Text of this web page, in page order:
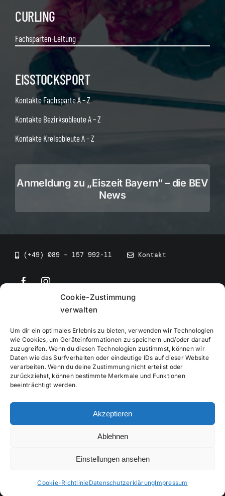
Cookie-Zustimmung
verwalten
Um dir ein optimales Erlebnis zu bieten, verwenden wir Technologien
wie Cookies, um Geräteinformationen zu speichern und/oder darauf
zuzugreifen. Wenn du diesen Technologien zustimmst, können wir
Daten wie das Surfverhalten oder eindeutige IDs auf dieser Website
verarbeiten. Wenn du deine Zustimmung nicht erteilst oder
zurückziehst, können bestimmte Merkmale und Funktionen
beeinträchtigt werden.
Akzeptieren
Ablehnen
Einstellungen ansehen
Cookie-RichtlinieDatenschutzerklärungImpressum
CURLING
Fachsparten-Leitung
EISSTOCKSPORT
Kontakte Fachsparte A – Z
Kontakte Bezirksobleute A – Z
Kontakte Kreisobleute A – Z
Anmeldung zu „Eiszeit Bayern“ – die BEV
News
(+49) 089 – 157 992-11 Kontakt
• BEV Bayerischer Eissportverband
Impressum
Datenschutzerklärung